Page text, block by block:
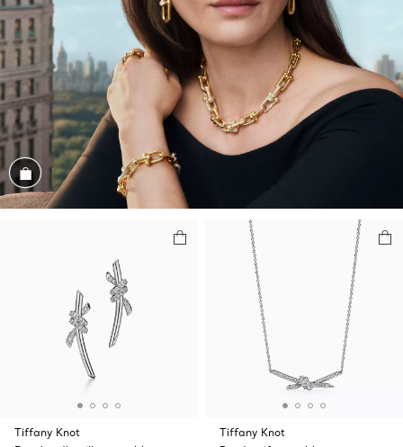
Magasiner cet assortiment
Tiffany Knot
Tiffany Knot